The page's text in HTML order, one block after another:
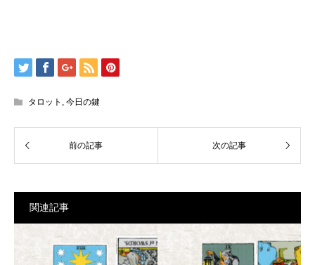
タロット , 今日の鍵
関連記事